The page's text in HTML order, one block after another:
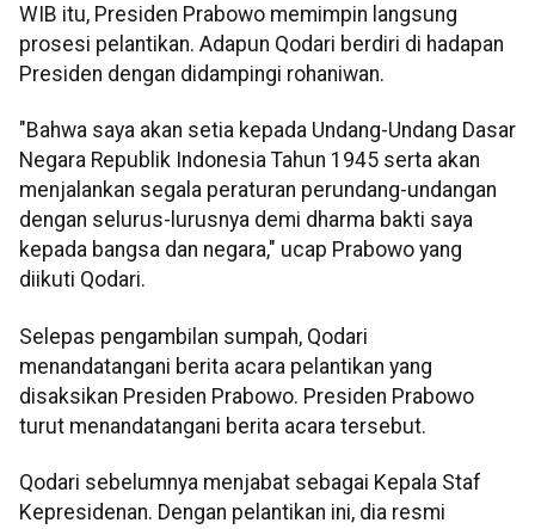
WIB itu, Presiden Prabowo memimpin langsung
prosesi pelantikan. Adapun Qodari berdiri di hadapan
Presiden dengan didampingi rohaniwan.
"Bahwa saya akan setia kepada Undang-Undang Dasar
Negara Republik Indonesia Tahun 1945 serta akan
menjalankan segala peraturan perundang-undangan
dengan selurus-lurusnya demi dharma bakti saya
kepada bangsa dan negara," ucap Prabowo yang
diikuti Qodari.
Selepas pengambilan sumpah, Qodari
menandatangani berita acara pelantikan yang
disaksikan Presiden Prabowo. Presiden Prabowo
turut menandatangani berita acara tersebut.
Qodari sebelumnya menjabat sebagai Kepala Staf
Kepresidenan. Dengan pelantikan ini, dia resmi